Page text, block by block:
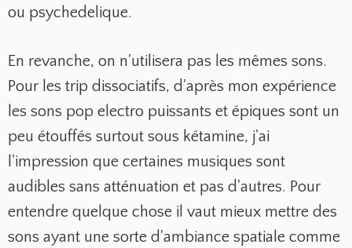
ou psychedelique.
En revanche, on n'utilisera pas les mêmes sons.
Pour les trip dissociatifs, d'après mon expérience
les sons pop electro puissants et épiques sont un
peu étouffés surtout sous kétamine, j'ai
l'impression que certaines musiques sont
audibles sans atténuation et pas d'autres. Pour
entendre quelque chose il vaut mieux mettre des
sons ayant une sorte d'ambiance spatiale comme